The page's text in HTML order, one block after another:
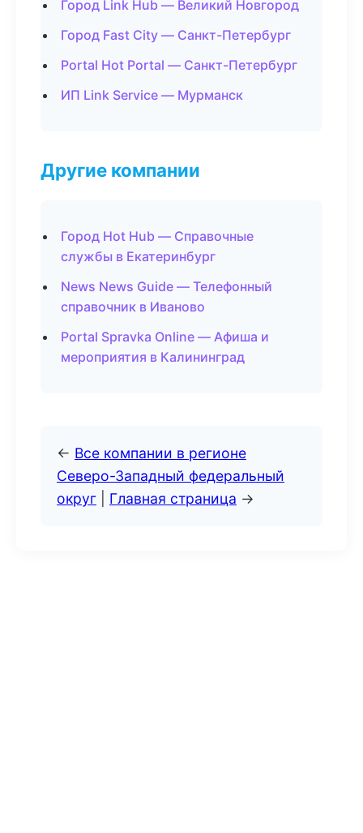
Город Link Hub — Великий Новгород
Город Fast City — Санкт-Петербург
Portal Hot Portal — Санкт-Петербург
ИП Link Service — Мурманск
Другие компании
Город Hot Hub — Справочные
службы в Екатеринбург
News News Guide — Телефонный
справочник в Иваново
Portal Spravka Online — Афиша и
мероприятия в Калининград
← Все компании в регионе
Северо-Западный федеральный
округ
Главная страница →